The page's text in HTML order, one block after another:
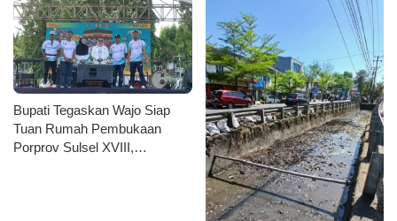
Bupati Tegaskan Wajo Siap
Tuan Rumah Pembukaan
Porprov Sulsel XVIII,